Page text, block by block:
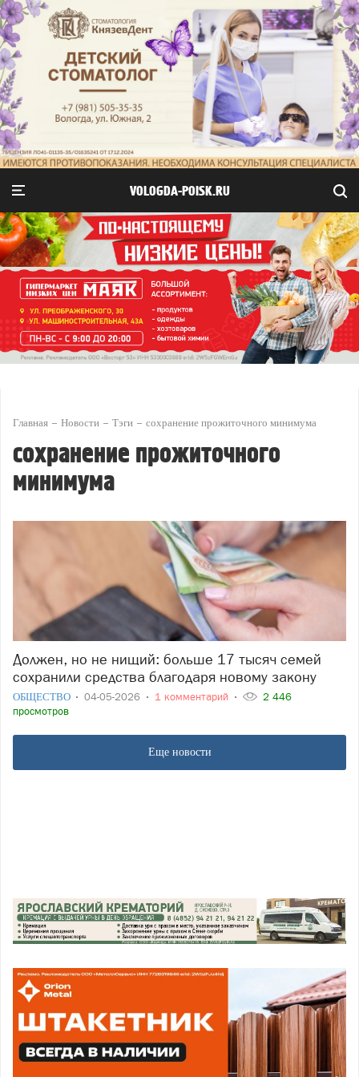
VOLOGDA-POISK.RU
Главная Новости Тэги сохранение прожиточного минимума
сохранение прожиточного
минимума
Должен, но не нищий: больше 17 тысяч семей
сохранили средства благодаря новому закону
ОБЩЕСТВО 04-05-2026 1 комментарий
2 446
просмотров
Еще новости